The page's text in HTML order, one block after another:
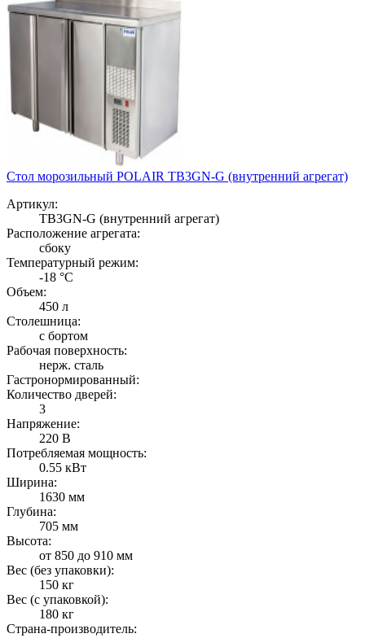
Стол морозильный POLAIR TB3GN-G (внутренний агрегат)
Артикул:
TB3GN-G (внутренний агрегат)
Расположение агрегата:
сбоку
Температурный режим:
-18 °С
Объем:
450 л
Столешница:
с бортом
Рабочая поверхность:
нерж. сталь
Гастронормированный:
Количество дверей:
3
Напряжение:
220 В
Потребляемая мощность:
0.55 кВт
Ширина:
1630 мм
Глубина:
705 мм
Высота:
от 850 до 910 мм
Вес (без упаковки):
150 кг
Вес (с упаковкой):
180 кг
Страна-производитель: